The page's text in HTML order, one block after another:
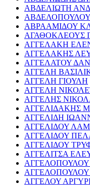
ΑΒΔΕΛΙΩΤΗ
ΑΒΡΑΑΜΙΔΟΥ
ΑΓΑΘΟΚΛΕΟΥΣ
ΑΓΓΕΛΑΚΗ
ΑΓΓΕΛΑΚΗΣ
ΑΓΓΕΛΑΤΟΥ
ΑΓΓΕΛΗ
ΑΓΓΕΛΗ ΓΙΟΥΛΗ
ΑΓΓΕΛΗ
ΑΓΓΕΛΗΣ
ΑΓΓΕΛΙΔΑΚΗΣ
ΑΓΓΕΛΙΔΗ
ΑΓΓΕΛΙΔΟΥ
ΑΓΓΕΛΙΔΟΥ
ΑΓΓΕΛΙΔΟΥ
ΑΓΓΕΛΙΤΣΑ
ΑΓΓΕΛΟΠΟΥΛΟΥ
ΑΓΓΕΛΟΥ